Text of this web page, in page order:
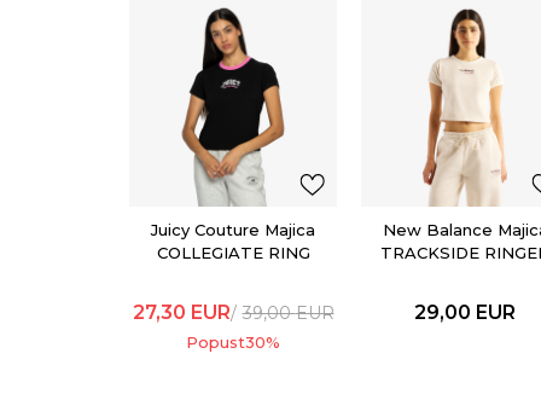
Juicy Couture Majica
COLLEGIATE RING
27,30 EUR 39,00EUR
Popust30%
New Balance
TRACKSIDE
29,00 EUR